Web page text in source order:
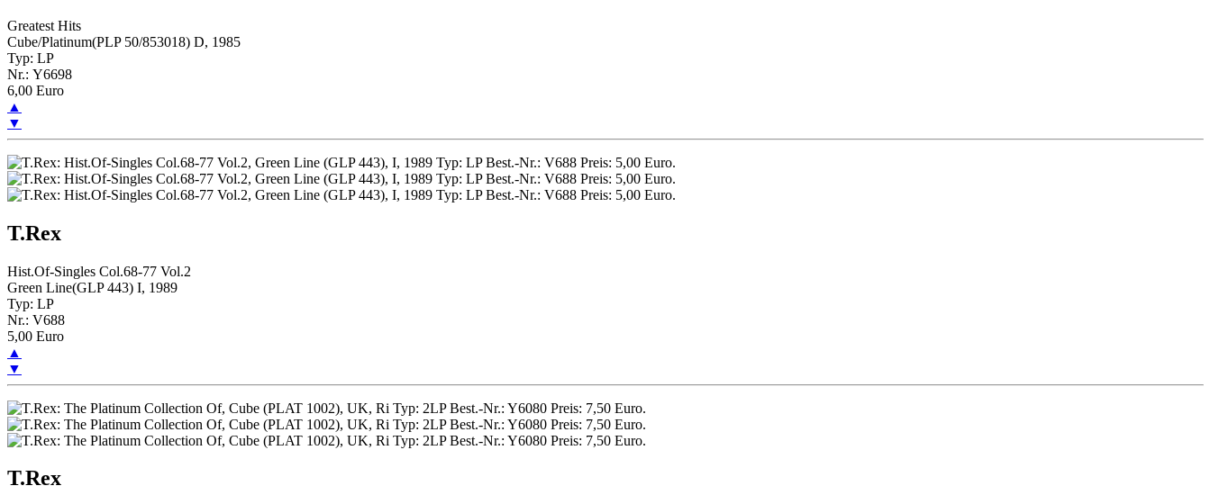
Greatest Hits
Cube/Platinum(PLP 50/853018) D, 1985
Typ: LP
Nr.: Y6698
6,00 Euro
▲
▼
T.Rex
Hist.Of-Singles Col.68-77 Vol.2
Green Line(GLP 443) I, 1989
Typ: LP
Nr.: V688
5,00 Euro
▲
▼
T.Rex